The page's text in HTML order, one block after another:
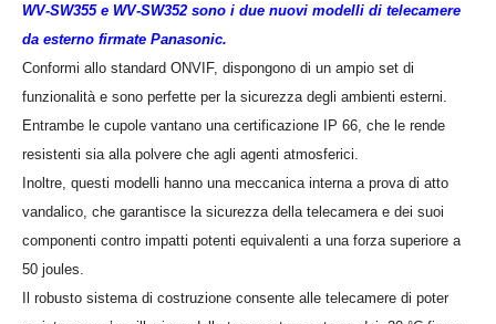
WV-SW355 e WV-SW352 sono i due nuovi modelli di telecamere
da esterno firmate Panasonic.
Conformi allo standard ONVIF, dispongono di un ampio set di
funzionalità e sono perfette per la sicurezza degli ambienti esterni.
Entrambe le cupole vantano una certificazione IP 66, che le rende
resistenti sia alla polvere che agli agenti atmosferici.
Inoltre, questi modelli hanno una meccanica interna a prova di atto
vandalico, che garantisce la sicurezza della telecamera e dei suoi
componenti contro impatti potenti equivalenti a una forza superiore a
50 joules.
Il robusto sistema di costruzione consente alle telecamere di poter